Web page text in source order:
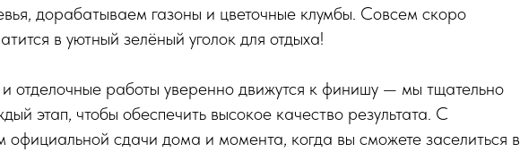
дорабатываем газоны и цветочные клумбы. Совсем скоро
в уютный зелёный уголок для отдыха!
и отделочные работы уверенно движутся к финишу — мы тщательно
этап, чтобы обеспечить высокое качество результата. С
официальной сдачи дома и момента, когда вы сможете заселиться в